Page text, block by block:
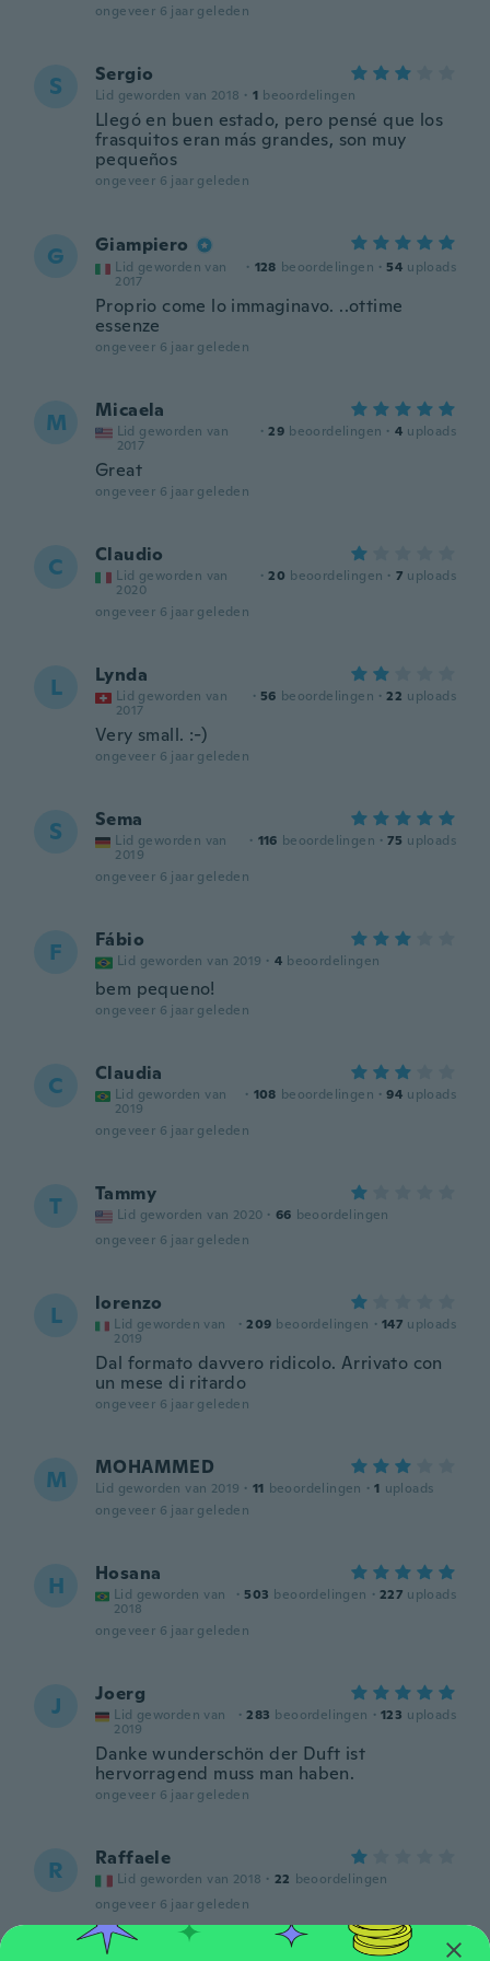
ongeveer 6 jaar geleden
S Sergio
Lid geworden van 2018 · 1 beoordelingen
Llegó en buen estado, pero pensé que los
frasquitos eran más grandes, son muy
pequeños
ongeveer 6 jaar geleden
G Giampiero
Lid geworden van
2017
· 128 beoordelingen · 54 uploads
Proprio come lo immaginavo. ..ottime
essenze
ongeveer 6 jaar geleden
M Micaela
Lid geworden van
2017
· 29 beoordelingen · 4 uploads
Great
ongeveer 6 jaar geleden
C Claudio
Lid geworden van
2020
· 20 beoordelingen · 7 uploads
ongeveer 6 jaar geleden
L Lynda
Lid geworden van
2017
· 56 beoordelingen · 22 uploads
Very small. :-)
ongeveer 6 jaar geleden
S Sema
Lid geworden van
2019
· 116 beoordelingen · 75 uploads
ongeveer 6 jaar geleden
F Fábio
Lid geworden van 2019 · 4 beoordelingen
bem pequeno!
ongeveer 6 jaar geleden
C Claudia
Lid geworden van
2019
· 108 beoordelingen · 94 uploads
ongeveer 6 jaar geleden
T Tammy
Lid geworden van 2020 · 66 beoordelingen
ongeveer 6 jaar geleden
L lorenzo
Lid geworden van
2019
· 209 beoordelingen · 147 uploads
Dal formato davvero ridicolo. Arrivato con
un mese di ritardo
ongeveer 6 jaar geleden
M MOHAMMED
Lid geworden van 2019 · 11 beoordelingen · 1 uploads
ongeveer 6 jaar geleden
H Hosana
Lid geworden van
2018
· 503 beoordelingen · 227 uploads
ongeveer 6 jaar geleden
J Joerg
Lid geworden van
2019
· 283 beoordelingen · 123 uploads
Danke wunderschön der Duft ist
hervorragend muss man haben.
ongeveer 6 jaar geleden
R Raffaele
Lid geworden van 2018 · 22 beoordelingen
ongeveer 6 jaar geleden